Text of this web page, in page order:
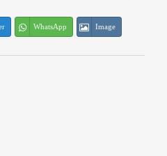
WhatsApp Image